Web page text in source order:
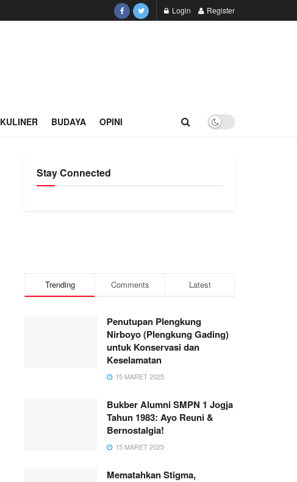
Login Register
KULINER BUDAYA OPINI
Stay Connected
Trending Comments Latest
Penutupan Plengkung
Nirboyo (Plengkung Gading)
untuk Konservasi dan
Keselamatan
15 MARET 2025
Bukber Alumni SMPN 1 Jogja
Tahun 1983: Ayo Reuni &
Bernostalgia!
15 MARET 2025
Mematahkan Stigma,